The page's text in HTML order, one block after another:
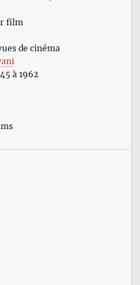
film
de cinéma
à 1962